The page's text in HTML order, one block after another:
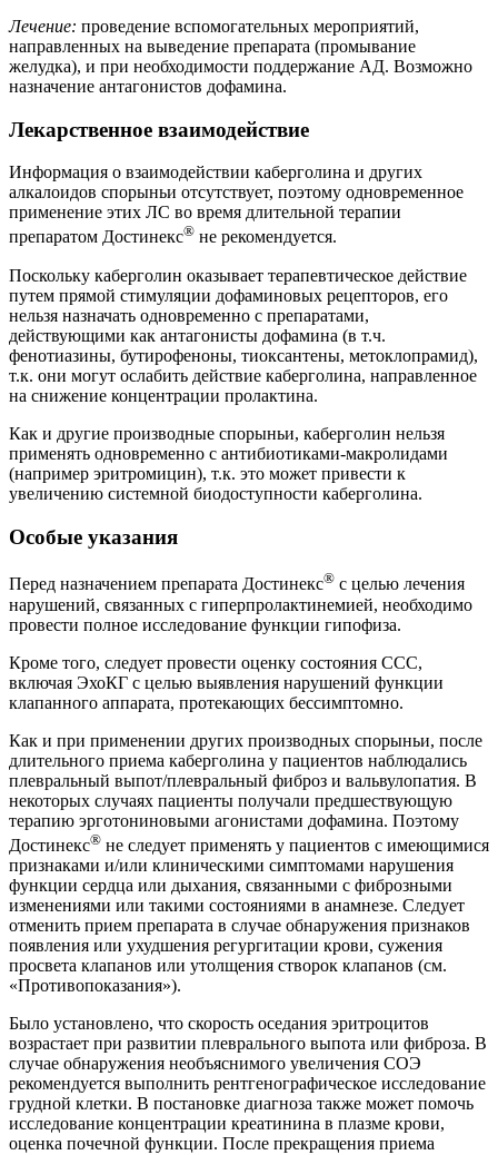
Лечение: проведение вспомогательных мероприятий,
направленных на выведение препарата (промывание
желудка), и при необходимости поддержание АД. Возможно
назначение антагонистов дофамина.
Лекарственное взаимодействие
Информация о взаимодействии каберголина и других
алкалоидов спорыньи отсутствует, поэтому одновременное
применение этих ЛС во время длительной терапии
препаратом Достинекс® не рекомендуется.
Поскольку каберголин оказывает терапевтическое действие
путем прямой стимуляции дофаминовых рецепторов, его
нельзя назначать одновременно с препаратами,
действующими как антагонисты дофамина (в т.ч.
фенотиазины, бутирофеноны, тиоксантены, метоклопрамид),
т.к. они могут ослабить действие каберголина, направленное
на снижение концентрации пролактина.
Как и другие производные спорыньи, каберголин нельзя
применять одновременно с антибиотиками-макролидами
(например эритромицин), т.к. это может привести к
увеличению системной биодоступности каберголина.
Особые указания
Перед назначением препарата Достинекс® с целью лечения
нарушений, связанных с гиперпролактинемией, необходимо
провести полное исследование функции гипофиза.
Кроме того, следует провести оценку состояния ССС,
включая ЭхоКГ с целью выявления нарушений функции
клапанного аппарата, протекающих бессимптомно.
Как и при применении других производных спорыньи, после
длительного приема каберголина у пациентов наблюдались
плевральный выпот/плевральный фиброз и вальвулопатия. В
некоторых случаях пациенты получали предшествующую
терапию эрготониновыми агонистами дофамина. Поэтому
Достинекс® не следует применять у пациентов с имеющимися
признаками и/или клиническими симптомами нарушения
функции сердца или дыхания, связанными с фиброзными
изменениями или такими состояниями в анамнезе. Следует
отменить прием препарата в случае обнаружения признаков
появления или ухудшения регургитации крови, сужения
просвета клапанов или утолщения створок клапанов (см.
«Противопоказания»).
Было установлено, что скорость оседания эритроцитов
возрастает при развитии плеврального выпота или фиброза. В
случае обнаружения необъяснимого увеличения СОЭ
рекомендуется выполнить рентгенографическое исследование
грудной клетки. В постановке диагноза также может помочь
исследование концентрации креатинина в плазме крови,
оценка почечной функции. После прекращения приема